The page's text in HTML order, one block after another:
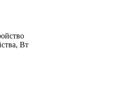
Вт